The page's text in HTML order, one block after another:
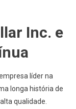
Inc. e
líder na
longa história de
qualidade.